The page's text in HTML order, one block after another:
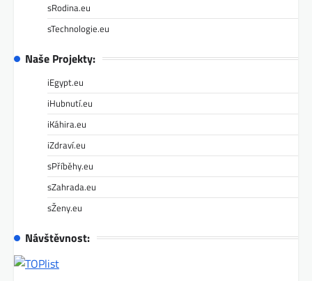
sRodina.eu
sTechnologie.eu
Naše Projekty:
iEgypt.eu
iHubnutí.eu
iKáhira.eu
iZdraví.eu
sPříběhy.eu
sZahrada.eu
sŽeny.eu
Návštěvnost: